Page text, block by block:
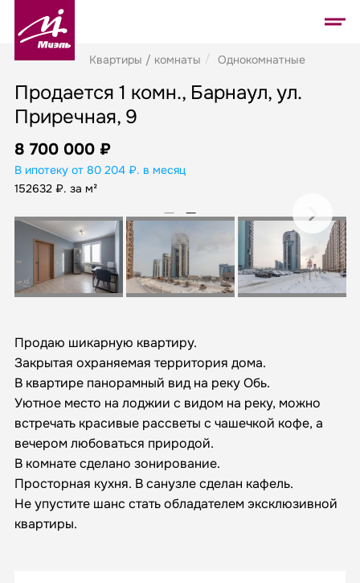
Квартиры / комнаты Однокомнатные
Продается 1 комн., Барнаул, ул.
Приречная, 9
8 700 000 ₽
В ипотеку от 80 204 ₽. в месяц
152632 ₽. за м²
Продаю шикарную квартиру.
Закрытая охраняемая территория дома.
В квартире панорамный вид на реку Обь.
Уютное место на лоджии с видом на реку, можно
встречать красивые рассветы с чашечкой кофе, а
вечером любоваться природой.
В комнате сделано зонирование.
Просторная кухня. В санузле сделан кафель.
​​​​​​​Не упустите шанс стать обладателем эксклюзивной
квартиры.